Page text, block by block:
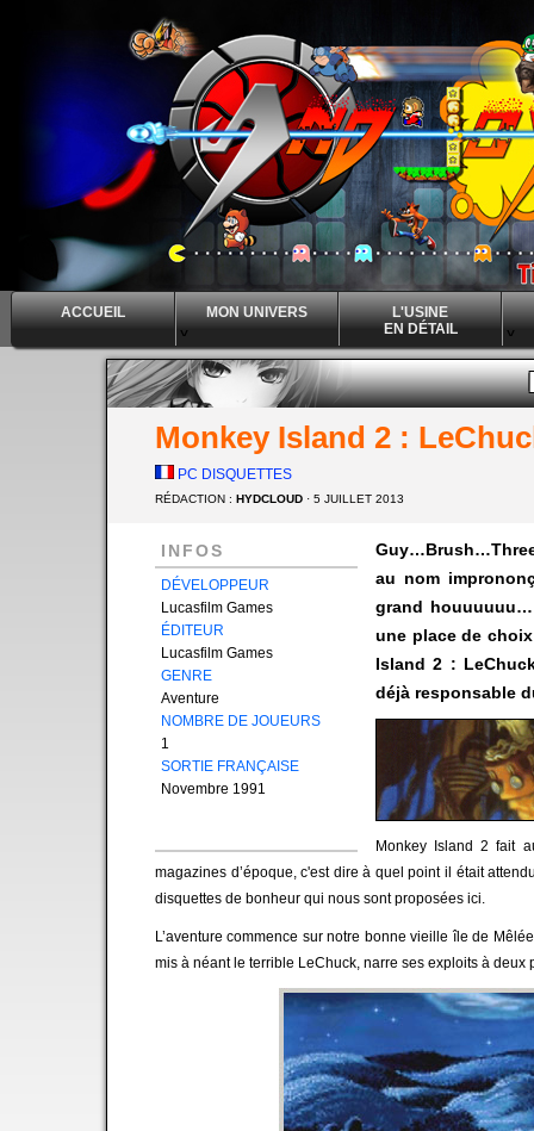
ACCUEIL
MON UNIVERS
^
L'USINE
EN DÉTAIL
^
^
Monkey Island 2 :
PC DISQUETTES
RÉDACTION : HYDCLOUD · 5 JUILLET 2013
INFOS
DÉVELOPPEUR
Lucasfilm Games
ÉDITEUR
Lucasfilm Games
GENRE
Aventure
NOMBRE DE JOUEURS
1
SORTIE FRANÇAISE
Novembre 1991
au nom
grand
une place de
Island 2 :
déjà responsable
Monkey Island 2 fait
magazines d’époque, c'est dire à quel point il était
disquettes de bonheur qui nous sont proposées ici.
L’aventure commence sur notre bonne vieille île de
mis à néant le terrible LeChuck, narre ses exploits à deux